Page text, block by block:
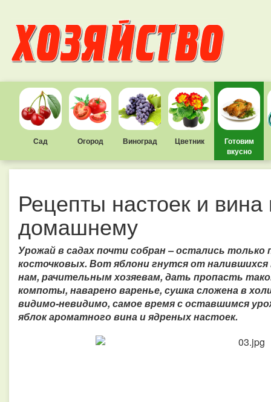
Сад Огород Виноград Цветник
Готовим
вкусно
Рецепты настоек и вина
домашнему
Урожай в садах почти собран – остались только
косточковых. Вот яблони гнутся от
нам, рачительным хозяевам, дать пропасть
компоты, наварено варенье, сушка сложена в
видимо-невидимо, самое время с оставшимся
яблок ароматного вина и ядреных настоек.